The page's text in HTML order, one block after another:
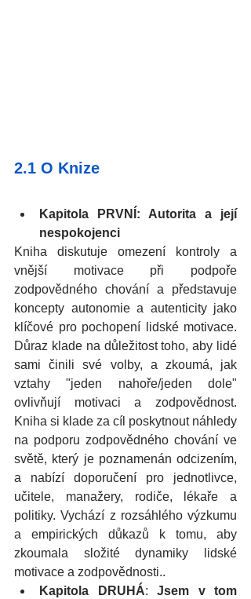
2.1 O Knize
Kapitola PRVNÍ: Autorita a její
nespokojenci
Kniha diskutuje omezení kontroly a
vnější motivace při podpoře
zodpovědného chování a představuje
koncepty autonomie a autenticity jako
klíčové pro pochopení lidské motivace.
Důraz klade na důležitost toho, aby lidé
sami činili své volby, a zkoumá, jak
vztahy "jeden nahoře/jeden dole"
ovlivňují motivaci a zodpovědnost.
Kniha si klade za cíl poskytnout náhledy
na podporu zodpovědného chování ve
světě, který je poznamenán odcizením,
a nabízí doporučení pro jednotlivce,
učitele, manažery, rodiče, lékaře a
politiky. Vychází z rozsáhlého výzkumu
a empirických důkazů k tomu, aby
zkoumala složité dynamiky lidské
motivace a zodpovědnosti..
Kapitola DRUHÁ: Jsem v tom